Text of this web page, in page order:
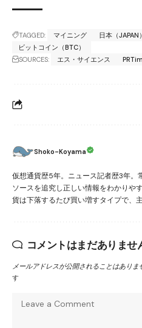
TAGGED: マイニング 日本（JAPAN）
ビットコイン（BTC）
SOURCES:
エス・サイエンス
Shoko-Koyama
仮想通貨歴5年。ニュース記者歴3年。
ソースを追究し正しい情報をわかりや
貨は下落するたび買い増すタイプで、
コメントはまだありませ
メールアドレスが公開されることはありま
す